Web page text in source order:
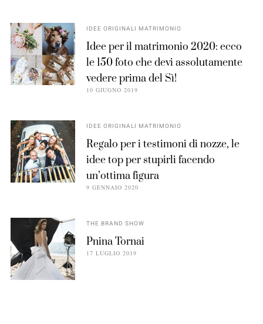
IDEE ORIGINALI MATRIMONIO
Idee per il matrimonio 2020: ecco
le 150 foto che devi assolutamente
vedere prima del Sì!
10 GIUGNO 2019
IDEE ORIGINALI MATRIMONIO
Regalo per i testimoni di nozze, le
idee top per stupirli facendo
un’ottima figura
9 GENNAIO 2020
THE BRAND SHOW
Pnina Tornai
17 LUGLIO 2019